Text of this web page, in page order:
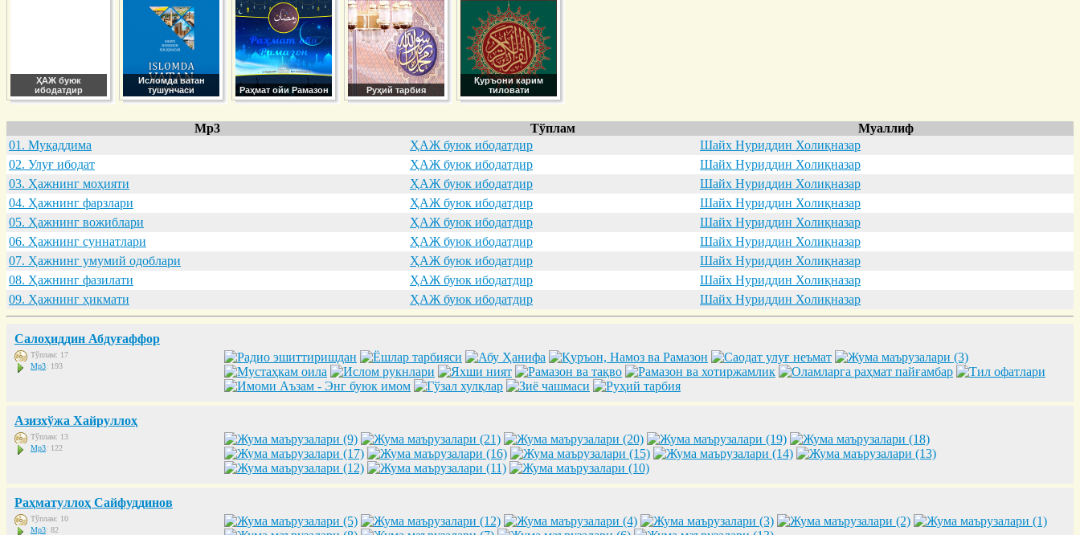
ҲАЖ буюк
ибодатдир
Исломда ватан
тушунчаси
Раҳмат ойи Рамазон Руҳий тарбия
Қуръони карим
тиловати
Mp3 Тўплам
Муаллиф
01. Муқaддимa
ҲАЖ буюк ибодатдир
Шайх Нуриддин Холиқназар
02. Улуғ ибодaт
ҲАЖ буюк ибодатдир
Шайх Нуриддин Холиқназар
03. Ҳaжнинг моҳияти
ҲАЖ буюк ибодатдир
Шайх Нуриддин Холиқназар
04. Ҳaжнинг фaрзлaри
ҲАЖ буюк ибодатдир
Шайх Нуриддин Холиқназар
05. Ҳaжнинг вожиблaри
ҲАЖ буюк ибодатдир
Шайх Нуриддин Холиқназар
06. Ҳaжнинг суннaтлaри
ҲАЖ буюк ибодатдир
Шайх Нуриддин Холиқназар
07. Ҳaжнинг умумий одоблaри
ҲАЖ буюк ибодатдир
Шайх Нуриддин Холиқназар
08. Ҳaжнинг фaзилaти
ҲАЖ буюк ибодатдир
Шайх Нуриддин Холиқназар
09. Ҳaжнинг ҳикмaти
ҲАЖ буюк ибодатдир Шайх Нуриддин Холиқназар
Салоҳиддин Абдуғаффор
Тўплам: 17
Mp3: 193
Азизхўжа Хайруллоҳ
Тўплам: 13
Mp3: 122
Раҳматуллоҳ Сайфуддинов
Тўплам: 10
Mp3: 82